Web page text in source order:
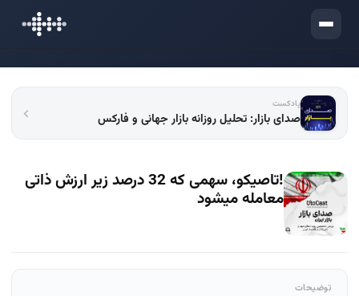
ورود
پادکست
صدای بازار: تحلیل روزانه بازار جهانی و فارکس
!تاصیکو، سهمی که 32 درصد زیر ارزش ذاتی
معامله میشود
توضیحات